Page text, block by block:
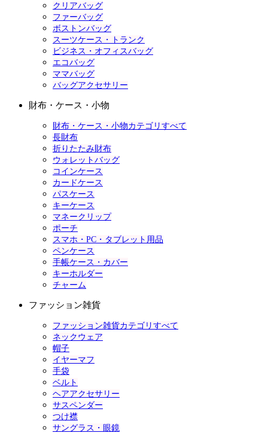
クリアバッグ
ファーバッグ
ボストンバッグ
スーツケース・トランク
ビジネス・オフィスバッグ
エコバッグ
ママバッグ
バッグアクセサリー
財布・ケース・小物
財布・ケース・小物カテゴリすべて
長財布
折りたたみ財布
ウォレットバッグ
コインケース
カードケース
パスケース
キーケース
マネークリップ
ポーチ
スマホ・PC・タブレット用品
ペンケース
手帳ケース・カバー
キーホルダー
チャーム
ファッション雑貨
ファッション雑貨カテゴリすべて
ネックウェア
帽子
イヤーマフ
手袋
ベルト
ヘアアクセサリー
サスペンダー
つけ襟
サングラス・眼鏡